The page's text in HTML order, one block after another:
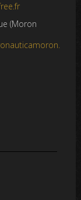
(Moron